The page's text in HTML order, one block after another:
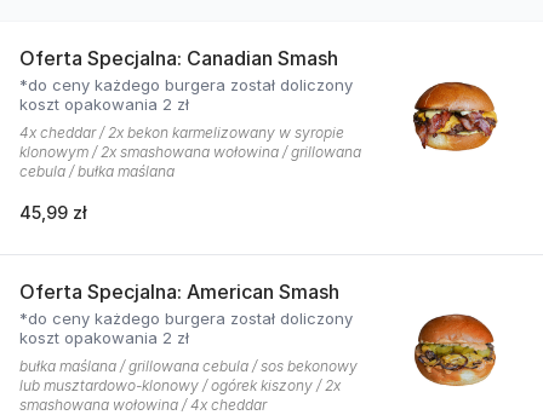
Oferta Specjalna: Canadian Smash
*do ceny każdego burgera został doliczony
koszt opakowania 2 zł
4x cheddar / 2x bekon karmelizowany w syropie
klonowym / 2x smashowana wołowina / grillowana
cebula / bułka maślana
45,99 zł
Oferta Specjalna: American Smash
*do ceny każdego burgera został doliczony
koszt opakowania 2 zł
bułka maślana / grillowana cebula / sos bekonowy
lub musztardowo-klonowy / ogórek kiszony / 2x
smashowana wołowina / 4x cheddar